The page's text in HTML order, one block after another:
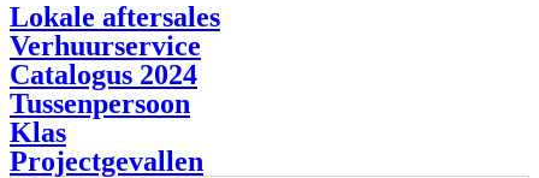
Lokale aftersales
Verhuurservice
Catalogus 2024
Tussenpersoon
Klas
Projectgevallen